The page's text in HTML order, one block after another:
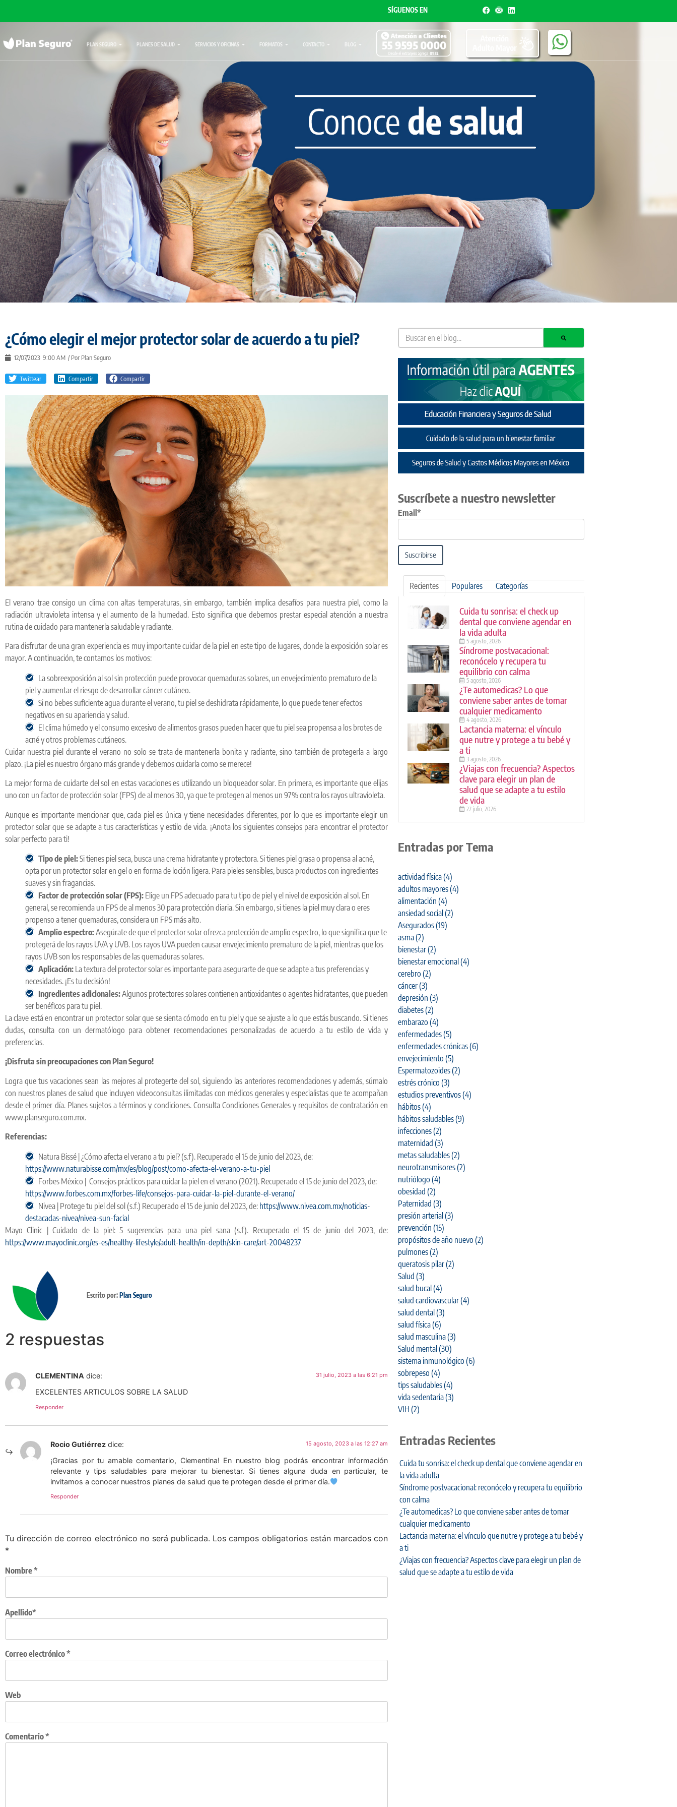
SÍGUENOS EN
PLAN SEGURO PLANES DE SALUD SERVICIOS Y OFICINAS FORMATOS CONTACTO BLOG
¿Cómo elegir el mejor protector solar de acuerdo a tu piel?
12/07/2023 9:00 AM / Por Plan Seguro
Twittear Compartir Compartir
El verano trae consigo un clima con altas temperaturas, sin embargo, también implica desafíos para nuestra piel, como la
radiación ultravioleta intensa y el aumento de la humedad. Esto significa que debemos prestar especial atención a nuestra
rutina de cuidado para mantenerla saludable y radiante.
Para disfrutar de una gran experiencia es muy importante cuidar de la piel en este tipo de lugares, donde la exposición solar es
mayor. A continuación, te contamos los motivos:
La sobreexposición al sol sin protección puede provocar quemaduras solares, un envejecimiento prematuro de la
piel y aumentar el riesgo de desarrollar cáncer cutáneo.
Si no bebes suficiente agua durante el verano, tu piel se deshidrata rápidamente, lo que puede tener efectos
negativos en su apariencia y salud.
El clima húmedo y el consumo excesivo de alimentos grasos pueden hacer que tu piel sea propensa a los brotes de
acné y otros problemas cutáneos.
Cuidar nuestra piel durante el verano no solo se trata de mantenerla bonita y radiante, sino también de protegerla a largo
plazo. ¡La piel es nuestro órgano más grande y debemos cuidarla como se merece!
La mejor forma de cuidarte del sol en estas vacaciones es utilizando un bloqueador solar. En primera, es importante que elijas
uno con un factor de protección solar (FPS) de al menos 30, ya que te protegen al menos un 97% contra los rayos ultravioleta.
Aunque es importante mencionar que, cada piel es única y tiene necesidades diferentes, por lo que es importante elegir un
protector solar que se adapte a tus características y estilo de vida. ¡Anota los siguientes consejos para encontrar el protector
solar perfecto para ti!
Tipo de piel:Si tienes piel seca, busca una crema hidratante y protectora. Si tienes piel grasa o propensa al acné,
opta por un protector solar en gel o en forma de loción ligera. Para pieles sensibles, busca productos con ingredientes
suaves y sin fragancias.
Factor de protección solar (FPS): Elige un FPS adecuado para tu tipo de piel y el nivel de exposición al sol. En
general, se recomienda un FPS de al menos 30 para protección diaria. Sin embargo, si tienes la piel muy clara o eres
propenso a tener quemaduras, considera un FPS más alto.
Amplio espectro:Asegúrate de que el protector solar ofrezca protección de amplio espectro, lo que significa que te
protegerá de los rayos UVA y UVB. Los rayos UVA pueden causar envejecimiento prematuro de la piel, mientras que los
rayos UVB son los responsables de las quemaduras solares.
Aplicación: La textura del protector solar es importante para asegurarte de que se adapte a tus preferencias y
necesidades. ¡Es tu decisión!
Ingredientes adicionales:Algunos protectores solares contienen antioxidantes o agentes hidratantes, que pueden
ser benéficos para tu piel.
La clave está en encontrar un protector solar que se sienta cómodo en tu piel y que se ajuste a lo que estás buscando. Si tienes
dudas, consulta con un dermatólogo para obtener recomendaciones personalizadas de acuerdo a tu estilo de vida y
preferencias.
¡Disfruta sin preocupaciones con Plan Seguro!
Logra que tus vacaciones sean las mejores al protegerte del sol, siguiendo las anteriores recomendaciones y además, súmalo
con nuestros planes de salud que incluyen videoconsultas ilimitadas con médicos generales y especialistas que te acompañan
desde el primer día. Planes sujetos a términos y condiciones. Consulta Condiciones Generales y requisitos de contratación en
www.planseguro.com.mx.
Referencias:
Natura Bissé | ¿Cómo afecta el verano a tu piel? (s.f). Recuperado el 15 de junio del 2023, de:
https://www.naturabisse.com/mx/es/blog/post/como-afecta-el-verano-a-tu-piel
Forbes México | Consejos prácticos para cuidar la piel en el verano (2021). Recuperado el 15 de junio del 2023, de:
https://www.forbes.com.mx/forbes-life/consejos-para-cuidar-la-piel-durante-el-verano/
Nivea | Protege tu piel del sol (s.f.) Recuperado el 15 de junio del 2023, de: https://www.nivea.com.mx/noticias-
destacadas-nivea/nivea-sun-facial
Mayo Clinic | Cuidado de la piel: 5 sugerencias para una piel sana (s.f). Recuperado el 15 de junio del 2023, de:
https://www.mayoclinic.org/es-es/healthy-lifestyle/adult-health/in-depth/skin-care/art-20048237
Escrito por: Plan Seguro
2 respuestas
CLEMENTINA dice: 31 julio, 2023 a las 6:21 pm
EXCELENTES ARTICULOS SOBRE LA SALUD
Responder
Rocio Gutiérrez dice: 15 agosto, 2023 a las 12:27 am
¡Gracias por tu amable comentario, Clementina! En nuestro blog podrás encontrar información
relevante y tips saludables para mejorar tu bienestar. Si tienes alguna duda en particular, te
invitamos a conocer nuestros planes de salud que te protegen desde el primer día.
Responder
Tu dirección de correo electrónico no será publicada. Los campos obligatorios están marcados con
*
Apellido*
Nombre*
Correo electrónico*
Web
Comentario*
Suscríbete a nuestro newsletter
Email*
Suscribirse
Recientes Populares Categorías
Cuida tu sonrisa: el check up
dental que conviene agendar en
la vida adulta
5 agosto, 2026
Síndrome postvacacional:
reconócelo y recupera tu
equilibrio con calma
5 agosto, 2026
¿Te automedicas? Lo que
conviene saber antes de tomar
cualquier medicamento
4 agosto, 2026
Lactancia materna: el vínculo
que nutre y protege a tu bebé y
a ti
3 agosto, 2026
¿Viajas con frecuencia? Aspectos
clave para elegir un plan de
salud que se adapte a tu estilo
de vida
27 julio, 2026
Entradas por Tema
actividad física(4)
adultos mayores(4)
alimentación (4)
ansiedad social(2)
Asegurados(19)
asma(2)
bienestar(2)
bienestar emocional(4)
cerebro (2)
cáncer(3)
depresión (3)
diabetes(2)
embarazo (4)
enfermedades(5)
enfermedades crónicas(6)
envejecimiento (5)
Espermatozoides(2)
estrés crónico (3)
estudios preventivos(4)
hábitos(4)
hábitos saludables(9)
infecciones(2)
maternidad (3)
metas saludables(2)
neurotransmisores(2)
nutriólogo (4)
obesidad (2)
Paternidad (3)
presión arterial(3)
prevención (15)
propósitos de año nuevo (2)
pulmones(2)
queratosis pilar(2)
Salud (3)
salud bucal(4)
salud cardiovascular(4)
salud dental(3)
salud física(6)
salud masculina(3)
Salud mental(30)
sistema inmunológico (6)
sobrepeso (4)
tips saludables(4)
vida sedentaria(3)
VIH (2)
Entradas Recientes
Cuida tu sonrisa: el check up dental que conviene agendar en
la vida adulta
Síndrome postvacacional: reconócelo y recupera tu equilibrio
con calma
¿Te automedicas? Lo que conviene saber antes de tomar
cualquier medicamento
Lactancia materna: el vínculo que nutre y protege a tu bebé y
a ti
¿Viajas con frecuencia? Aspectos clave para elegir un plan de
salud que se adapte a tu estilo de vida